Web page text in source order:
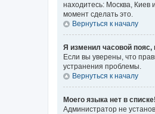
находитесь: Москва, Киев
момент сделать это.
Вернуться к началу
Я изменил часовой пояс,
Если вы уверены, что
устранения проблемы.
Вернуться к началу
Моего языка нет в списке!
Администратор не